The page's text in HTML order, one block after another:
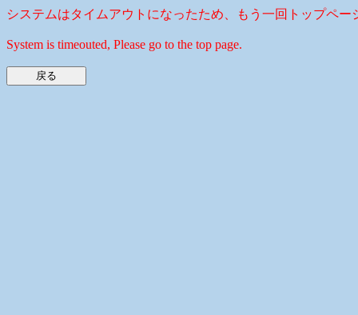
システムはタイムアウトになったため、もう一回トップペー
System is timeouted, Please go to the top page.